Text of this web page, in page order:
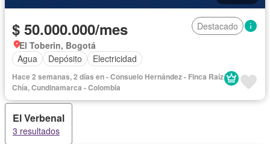
$ 50.000.000/mes
Destacado
El Toberin, Bogotá
Agua
Depósito Electricidad
Hace 2 semanas, 2 días en - Consuelo Hernández - Finca Raíz
Chía, Cundinamarca - Colombia
El Verbenal
3 resultados